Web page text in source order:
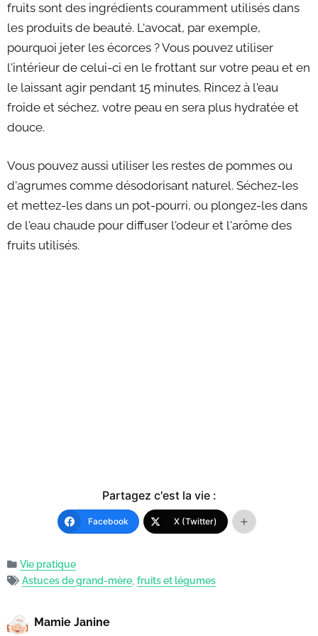
fruits sont des ingrédients couramment utilisés dans
les produits de beauté. L'avocat, par exemple,
pourquoi jeter les écorces ? Vous pouvez utiliser
l'intérieur de celui-ci en le frottant sur votre peau et en
le laissant agir pendant 15 minutes. Rincez à l'eau
froide et séchez, votre peau en sera plus hydratée et
douce.
Vous pouvez aussi utiliser les restes de pommes ou
d'agrumes comme désodorisant naturel. Séchez-les
et mettez-les dans un pot-pourri, ou plongez-les dans
de l'eau chaude pour diffuser l'odeur et l'arôme des
fruits utilisés.
Partagez c'est la vie :
Facebook X (Twitter)
Vie pratique
Astuces de grand-mère fruits et légumes
Mamie Janine